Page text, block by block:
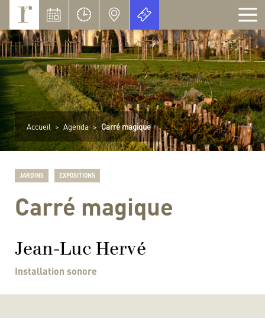
Accueil > Agenda > Carré magique
JARDINS EXPOSITIONS
Carré magique
Jean-Luc Hervé
Installation sonore
Panneau de gestion des cookies